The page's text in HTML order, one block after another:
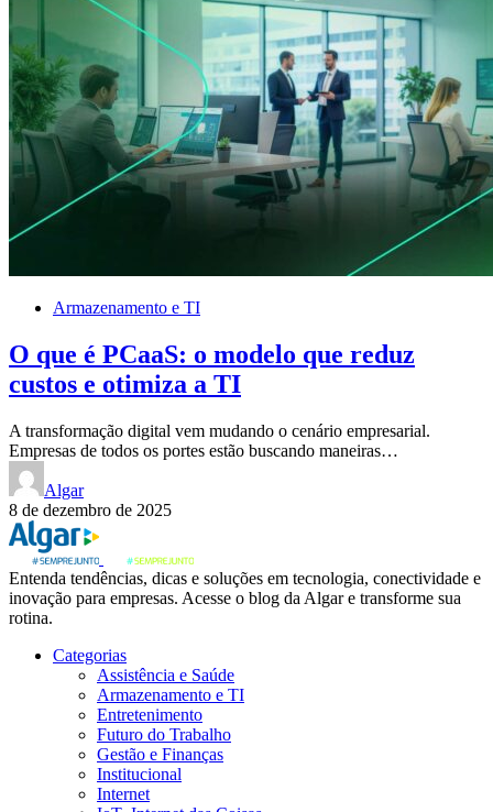
Armazenamento e TI
O que é PCaaS: o modelo que reduz
custos e otimiza a TI
A transformação digital vem mudando o cenário empresarial.
Empresas de todos os portes estão buscando maneiras…
Algar
8 de dezembro de 2025
Entenda tendências, dicas e soluções em tecnologia, conectividade e
inovação para empresas. Acesse o blog da Algar e transforme sua
rotina.
Categorias
Assistência e Saúde
Armazenamento e TI
Entretenimento
Futuro do Trabalho
Gestão e Finanças
Institucional
Internet